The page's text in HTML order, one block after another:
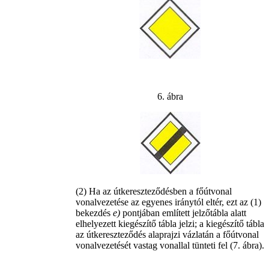
6. ábra
(2) Ha az útkereszteződésben a főútvonal
vonalvezetése az egyenes iránytól eltér, ezt az (1)
bekezdés e) pontjában említett jelzőtábla alatt
elhelyezett kiegészítő tábla jelzi; a kiegészítő tábla
az útkereszteződés alaprajzi vázlatán a főútvonal
vonalvezetését vastag vonallal tünteti fel (7. ábra).